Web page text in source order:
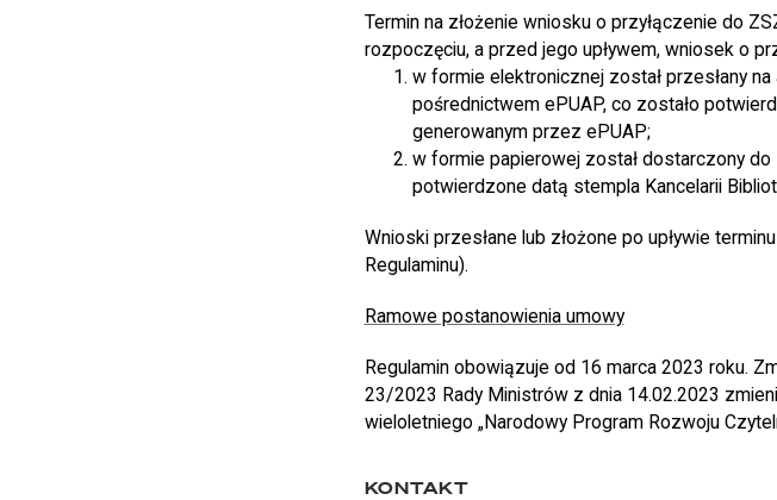
Termin na złożenie wniosku o przyłączenie do
rozpoczęciu, a przed jego upływem, wniosek o
w formie elektronicznej został przesłany
pośrednictwem ePUAP, co zostało
generowanym przez ePUAP;
w formie papierowej został dostarczony do
potwierdzone datą stempla Kancelarii
Wnioski przesłane lub złożone po upływie
Regulaminu).
Ramowe postanowienia umowy
Regulamin obowiązuje od 16 marca 2023 roku.
23/2023 Rady Ministrów z dnia 14.02.2023
wieloletniego „Narodowy Program Rozwoju
KONTAKT